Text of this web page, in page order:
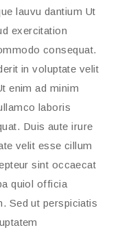
lauvu dantium Ut
exercitation
consequat.
in voluptate velit
enim ad minim
laboris
Duis aute irure
velit esse cillum
sint occaecat
quiol officia
Sed ut perspiciatis